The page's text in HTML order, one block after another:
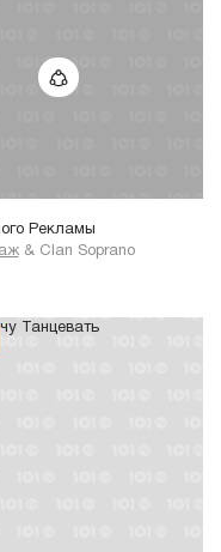
Рекламы
& Clan Soprano